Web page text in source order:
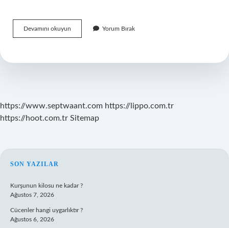
Devamını okuyun Türkiyede
En
Irk
Yorum Bırak
https://www.septwaant.com https://lippo.com.tr
https://hoot.com.tr Sitemap
SIDEBAR
SON YAZILAR
Kurşunun kilosu ne kadar ?
Ağustos 7, 2026
Cücenler hangi uygarlıktır ?
Ağustos 6, 2026